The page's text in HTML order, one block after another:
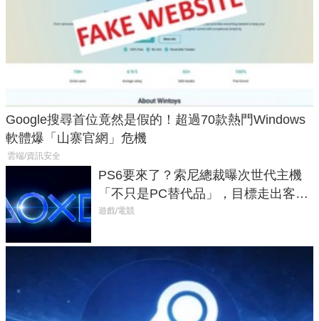
Google搜尋首位竟然是假的！超過70款熱門Windows
軟體爆「山寨官網」危機
雲端/資訊安全
PS6要來了？索尼總裁曝次世代主機
「不只是PC替代品」，目標走出客
廳、進軍電競桌面
遊戲/電競